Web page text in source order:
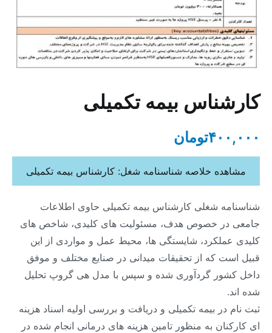
کارشناس بیمه تکمیلی
۴۰۰,۰۰۰تومان
شناسنامه شغلی کارشناس بیمه تکمیلی حاوی اطلاعات
جامعی در خصوص هدف، مسئولیت های کلیدی، شاخص های
کلیدی عملکرد، شایستگی ها، محیط عمل و مواردی از این
قبیل است که از تحقیقات میدانی در صنایع مختلف و موفق
داخل کشور گردآوری شده و سپس با مدل هی گروپ تحلیل
شده اند.
ثبت نام در بیمه تکمیلی و دریافت و بررسی اولیه اسناد هزینه
ای کارکنان به منظور تامین هزینه های درمانی انجام شده در
مشاهده خلاصه شناسنامه شغل: کارشناس بیمه تکمیلی